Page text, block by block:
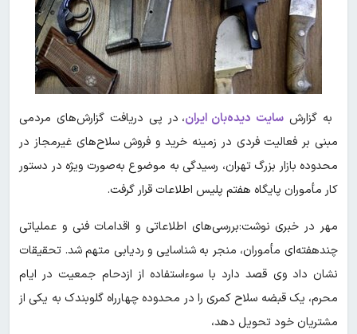
به گزارش سایت دیده‌بان ایران، در پی دریافت گزارش‌های مردمی
مبنی بر فعالیت فردی در زمینه خرید و فروش سلاح‌های غیرمجاز در
محدوده بازار بزرگ تهران، رسیدگی به موضوع به‌صورت ویژه در دستور
کار مأموران پایگاه هفتم پلیس اطلاعات قرار گرفت.
مهر در خبری نوشت:بررسی‌های اطلاعاتی و اقدامات فنی و عملیاتی
چندهفته‌ای مأموران، منجر به شناسایی و ردیابی متهم شد. تحقیقات
نشان داد وی قصد دارد با سوءاستفاده از ازدحام جمعیت در ایام
محرم، یک قبضه سلاح کمری را در محدوده چهارراه گلوبندک به یکی از
مشتریان خود تحویل دهد،